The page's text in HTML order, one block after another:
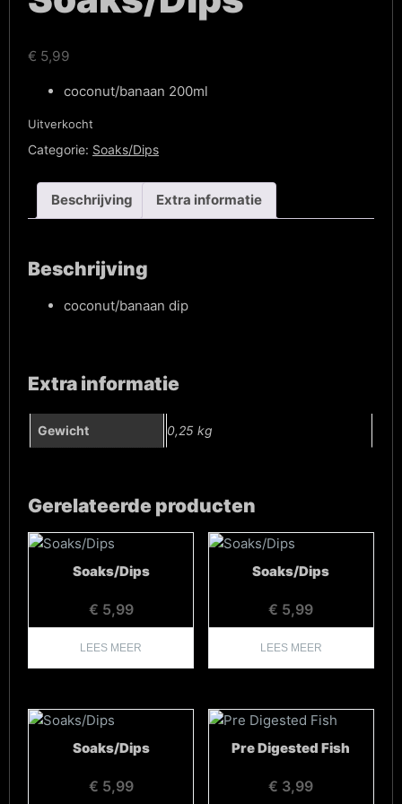
€ 5,99
coconut/banaan 200ml
Uitverkocht
Categorie: Soaks/Dips
Beschrijving Extra informatie
Beschrijving
coconut/banaan dip
Extra informatie
Gewicht 0,25 kg
Gerelateerde producten
Soaks/Dips
€ 5,99
LEES MEER
Soaks/Dips
€ 5,99
LEES MEER
Soaks/Dips
€ 5,99
Pre Digested Fish
€ 3,99